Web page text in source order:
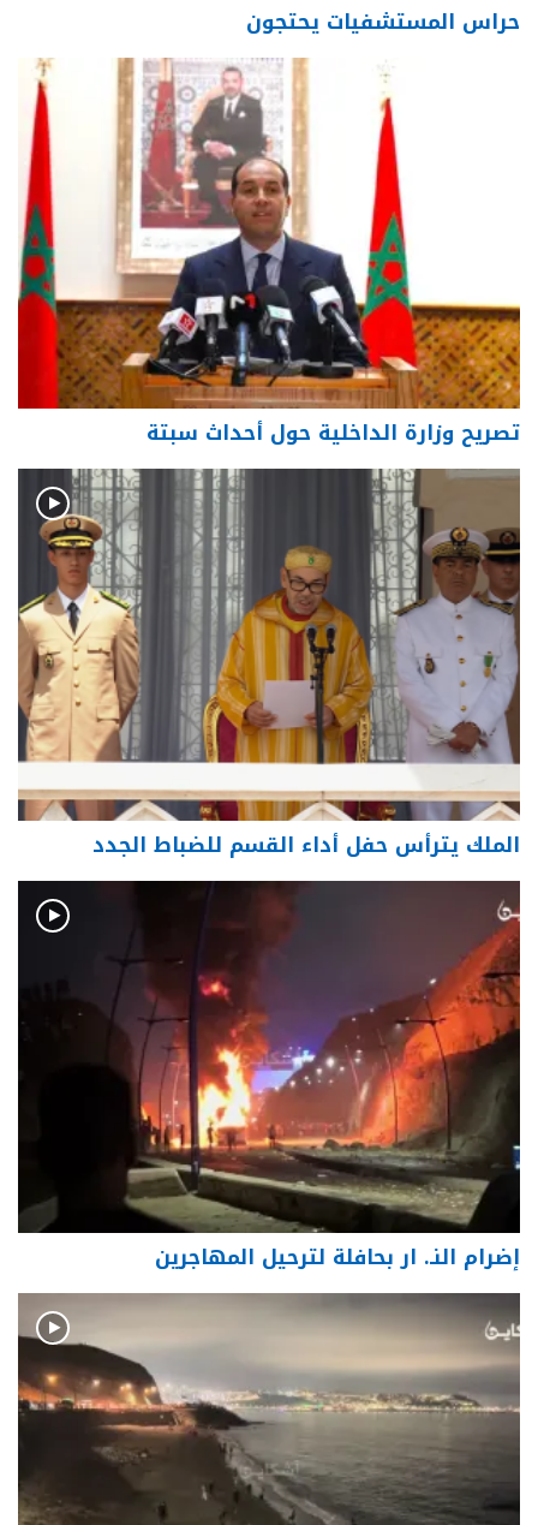
حراس المستشفيات يحتجون
تصريح وزارة الداخلية حول أحداث سبتة
الملك يترأس حفل أداء القسم للضباط الجدد
إضرام النـ. ار بحافلة لترحيل المهاجرين